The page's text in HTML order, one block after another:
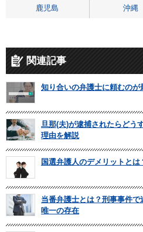
鹿児島 沖縄
関連記事
知り合いの弁護士に頼むのが
旦那(夫)が逮捕されたらどう
理由を解説
国選弁護人のデメリットと
当番弁護士とは？刑事事件
唯一の存在